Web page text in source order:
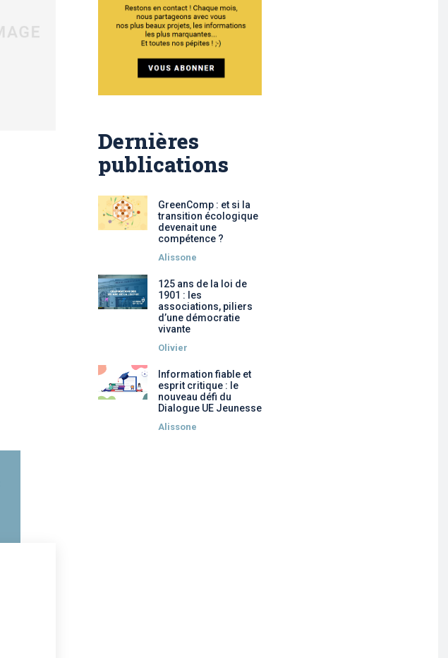
Dernières
publications
GreenComp : et si la
transition écologique
devenait une
compétence ?
Alissone
125 ans de la loi de
1901 : les
associations, piliers
d’une démocratie
vivante
Olivier
Information fiable et
esprit critique : le
nouveau défi du
Dialogue UE Jeunesse
Alissone